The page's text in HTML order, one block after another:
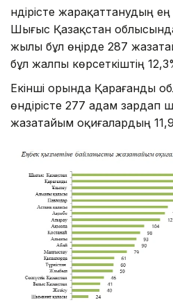
Өндірісте жарақаттанудың
Шығыс Қазақстан
жылы бұл өңірде 287
бұл жалпы көрсеткіштің
Екінші орында Қарағанды
өндірісте 277 адам зардап
жазатайым оқиғалардың